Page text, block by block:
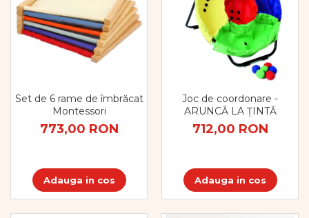
Set de 6 rame de îmbrăcat
Montessori
773,00 RON
Adauga in cos
Joc de coordonare -
ARUNCĂ LA ȚINTĂ
712,00 RON
Adauga in cos